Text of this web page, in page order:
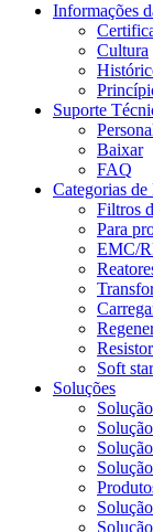
Informações
Cultura
Suporte
Baixar
FAQ
Categorias de
Filtros
Para
EMC/
Soft
Soluções